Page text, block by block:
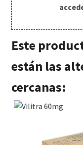
Sobre nosotros
Este
están las
cercanas: